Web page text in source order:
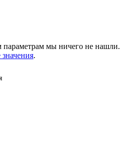
мы ничего не нашли.
значения.